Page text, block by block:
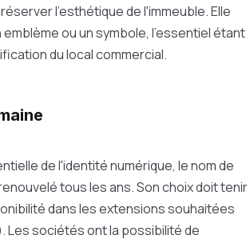
l'esthétique de l'immeuble. Elle
emblème ou un symbole, l'essentiel étant
du local commercial.
de l'identité numérique, le nom de
tous les ans. Son choix doit tenir
dans les extensions souhaitées
Les sociétés ont la possibilité de